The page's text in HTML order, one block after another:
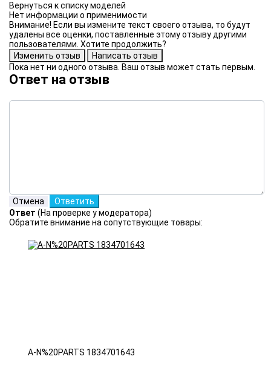
Нет информации о применимости
Внимание! Если вы измените текст своего отзыва, то будут
удалены все оценки, поставленные этому отзыву другими
пользователями. Хотите продолжить?
Пока нет ни одного отзыва. Ваш отзыв может стать первым.
Ответ на отзыв
Ответ (На проверке у модератора)
Обратите внимание на сопутствующие товары:
A-N%20PARTS 1834701643